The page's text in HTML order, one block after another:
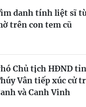
danh tính liệt sĩ
trên con tem cũ
Chủ tịch HĐND
Vân tiếp xúc cử
và Canh Vinh